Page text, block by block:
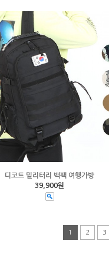
디코트 밀리터리 백팩 여행가방
39,900원
1 2 3